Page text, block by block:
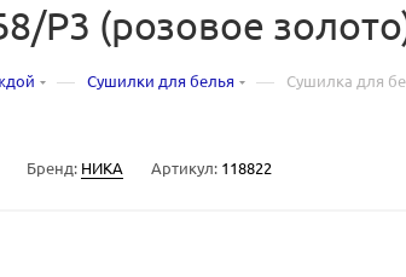
Р3 (розовое
— Сушилки для белья — Сушилка для
Бренд: НИКА Артикул: 118822